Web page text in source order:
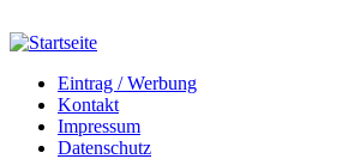
Eintrag / Werbung
Kontakt
Impressum
Datenschutz